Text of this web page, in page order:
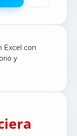
Excel con
y